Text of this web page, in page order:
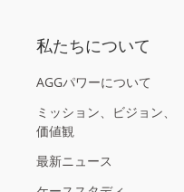
私たちについて
AGGパワーについて
ミッション、ビジョン、
価値観
最新ニュース